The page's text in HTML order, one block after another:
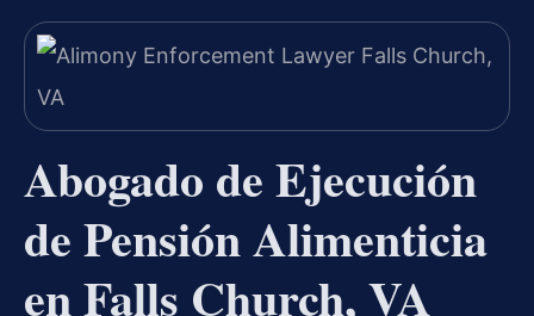
Abogado de Ejecución
de Pensión Alimenticia
en Falls Church, VA